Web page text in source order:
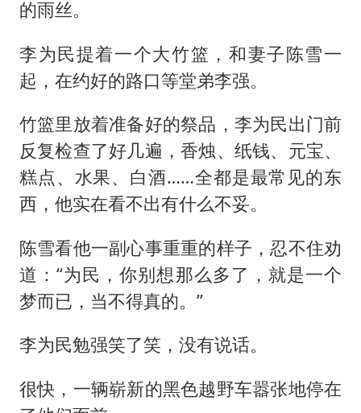
的雨丝。
李为民提着一个大竹篮，和妻子陈雪一
起，在约好的路口等堂弟李强。
竹篮里放着准备好的祭品，李为民出门前
反复检查了好几遍，香烛、纸钱、元宝、
糕点、水果、白酒……全都是最常见的东
西，他实在看不出有什么不妥。
陈雪看他一副心事重重的样子，忍不住劝
道：“为民，你别想那么多了，就是一个
梦而已，当不得真的。”
李为民勉强笑了笑，没有说话。
很快，一辆崭新的黑色越野车嚣张地停在